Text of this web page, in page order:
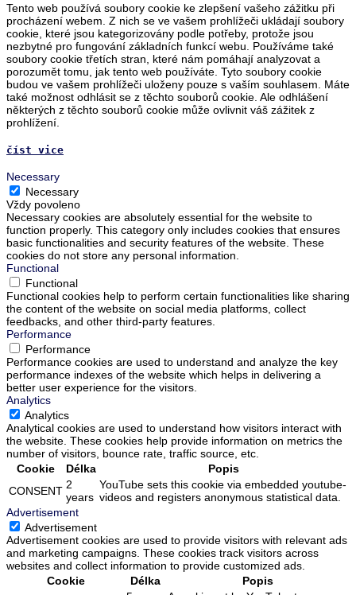
Tento web používá soubory cookie ke zlepšení vašeho zážitku při
procházení webem. Z nich se ve vašem prohlížeči ukládají soubory
cookie, které jsou kategorizovány podle potřeby, protože jsou
nezbytné pro fungování základních funkcí webu. Používáme také
soubory cookie třetích stran, které nám pomáhají analyzovat a
porozumět tomu, jak tento web používáte. Tyto soubory cookie
budou ve vašem prohlížeči uloženy pouze s vaším souhlasem. Máte
také možnost odhlásit se z těchto souborů cookie. Ale odhlášení
některých z těchto souborů cookie může ovlivnit váš zážitek z
prohlížení.
číst vice
Necessary
Necessary
Vždy povoleno
Necessary cookies are absolutely essential for the website to
function properly. This category only includes cookies that ensures
basic functionalities and security features of the website. These
cookies do not store any personal information.
Functional
Functional
Functional cookies help to perform certain functionalities like sharing
the content of the website on social media platforms, collect
feedbacks, and other third-party features.
Performance
Performance
Performance cookies are used to understand and analyze the key
performance indexes of the website which helps in delivering a
better user experience for the visitors.
Analytics
Analytics
Analytical cookies are used to understand how visitors interact with
the website. These cookies help provide information on metrics the
number of visitors, bounce rate, traffic source, etc.
Cookie
Délka
Popis
CONSENT 2
years
YouTube sets this cookie via embedded youtube-
videos and registers anonymous statistical data.
Advertisement
Advertisement
Advertisement cookies are used to provide visitors with relevant ads
and marketing campaigns. These cookies track visitors across
websites and collect information to provide customized ads.
Cookie
Délka
Popis